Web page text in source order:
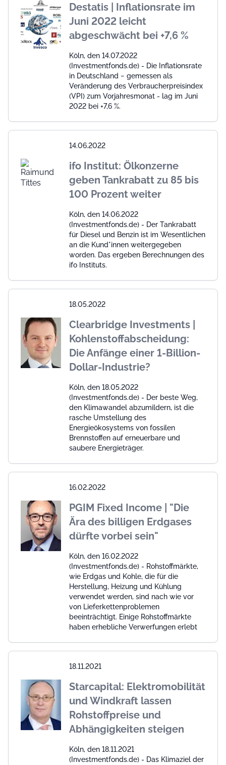
Destatis | Inflationsrate im
Juni 2022 leicht
abgeschwächt bei +7,6 %
Köln, den 14.07.2022
(Investmentfonds.de) - Die Inflationsrate
in Deutschland − gemessen als
Veränderung des Verbraucherpreisindex
(VPI) zum Vorjahresmonat - lag im Juni
2022 bei +7,6 %.
14.06.2022
ifo Institut: Ölkonzerne
geben Tankrabatt zu 85 bis
100 Prozent weiter
Köln, den 14.06.2022
(Investmentfonds.de) - Der Tankrabatt
für Diesel und Benzin ist im Wesentlichen
an die Kund*innen weitergegeben
worden. Das ergeben Berechnungen des
ifo Instituts.
18.05.2022
Clearbridge Investments |
Kohlenstoffabscheidung:
Die Anfänge einer 1-Billion-
Dollar-Industrie?
Köln, den 18.05.2022
(Investmentfonds.de) - Der beste Weg,
den Klimawandel abzumildern, ist die
rasche Umstellung des
Energieökosystems von fossilen
Brennstoffen auf erneuerbare und
saubere Energieträger.
16.02.2022
PGIM Fixed Income | "Die
Ära des billigen Erdgases
dürfte vorbei sein"
Köln, den 16.02.2022
(Investmentfonds.de) - Rohstoffmärkte,
wie Erdgas und Kohle, die für die
Herstellung, Heizung und Kühlung
verwendet werden, sind nach wie vor
von Lieferkettenproblemen
beeinträchtigt. Einige Rohstoffmärkte
haben erhebliche Verwerfungen erlebt
18.11.2021
Starcapital: Elektromobilität
und Windkraft lassen
Rohstoffpreise und
Abhängigkeiten steigen
Köln, den 18.11.2021
(Investmentfonds.de) - Das Klimaziel der